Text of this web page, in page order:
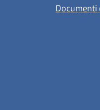
Documenti